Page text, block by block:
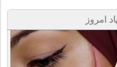
امروز